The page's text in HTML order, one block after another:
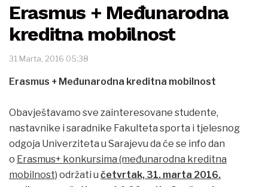
Erasmus + Međunarodna
kreditna mobilnost
31 Marta, 2016 05:38
Erasmus + Međunarodna kreditna mobilnost
Obavještavamo sve zainteresovane studente,
nastavnike i saradnike Fakulteta sporta i tjelesnog
odgoja Univerziteta u Sarajevu da će se info dan
o Erasmus+ konkursima (međunarodna kreditna
mobilnost) održati u četvrtak, 31. marta 2016.